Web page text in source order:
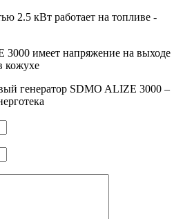
2.5 кВт работает на топливе -
3000 имеет напряжение на выходе
кожухе
генератор SDMO ALIZE 3000 –